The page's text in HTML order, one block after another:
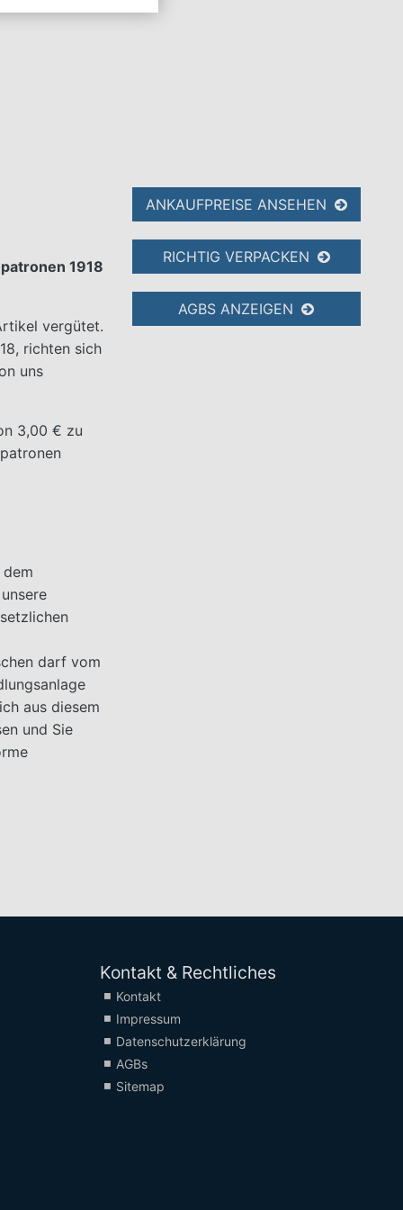
1918
vergütet.
richten sich
uns
3,00 € zu
darf vom
aus diesem
und Sie
ANKAUFPREISE ANSEHEN
RICHTIG VERPACKEN
AGBS ANZEIGEN
Kontakt & Rechtliches
Kontakt
Impressum
Datenschutzerklärung
AGBs
Sitemap